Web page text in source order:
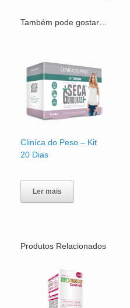
Também pode gostar…
Cliníca do Peso – Kit
20 Dias
Ler mais
Produtos Relacionados